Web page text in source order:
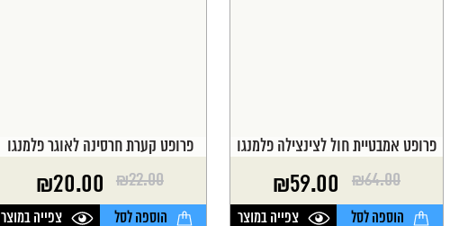
פרופט אמבטיית חול לצינצילה פלמנגו
₪64.00
המחיר
המקורי
₪59.00
המחיר
הנוכחי
הוספה לסל צפייה במוצר
פרופט קערת חרסינה לאוגר פלמנגו
₪22.00
המחיר
המקורי
₪20.00
המחיר
הנוכחי
הוספה לסל צפייה במוצר